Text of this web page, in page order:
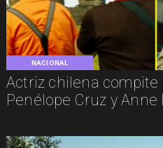
NACIONAL
Actriz chilena compite
Penélope Cruz y